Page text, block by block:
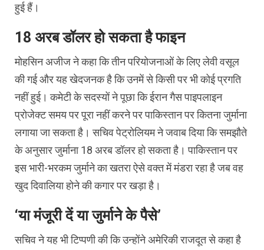
हुई हैं।
18 अरब डॉलर हो सकता है फाइन
मोहसिन अजीज ने कहा कि तीन परियोजनाओं के लिए लेवी वसूल
की गई और यह खेदजनक है कि उनमें से किसी पर भी कोई प्रगति
नहीं हुई। कमेटी के सदस्यों ने पूछा कि ईरान गैस पाइपलाइन
प्रोजेक्ट समय पर पूरा नहीं करने पर पाकिस्तान पर कितना जुर्माना
लगाया जा सकता है। सचिव पेट्रोलियम ने जवाब दिया कि समझौते
के अनुसार जुर्माना 18 अरब डॉलर हो सकता है। पाकिस्तान पर
इस भारी-भरकम जुर्माने का खतरा ऐसे वक्त में मंडरा रहा है जब वह
खुद दिवालिया होने की कगार पर खड़ा है।
‘या मंजूरी दें या जुर्माने के पैसे’
सचिव ने यह भी टिप्पणी की कि उन्होंने अमेरिकी राजदूत से कहा है